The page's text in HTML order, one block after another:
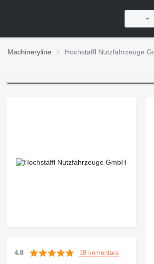
Machineryline Hochstaffl Nutzfahrzeuge
4.8 18 komentara